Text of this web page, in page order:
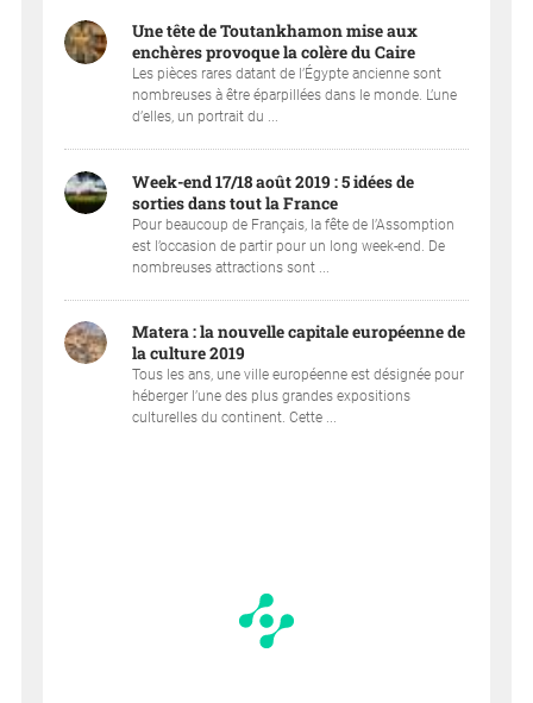
Une tête de Toutankhamon mise aux
enchères provoque la colère du Caire
Les pièces rares datant de l’Égypte ancienne sont
nombreuses à être éparpillées dans le monde. L’une
d’elles, un portrait du ...
Week-end 17/18 août 2019 : 5 idées de
sorties dans tout la France
Pour beaucoup de Français, la fête de l’Assomption
est l’occasion de partir pour un long week-end. De
nombreuses attractions sont ...
Matera : la nouvelle capitale européenne de
la culture 2019
Tous les ans, une ville européenne est désignée pour
héberger l’une des plus grandes expositions
culturelles du continent. Cette ...